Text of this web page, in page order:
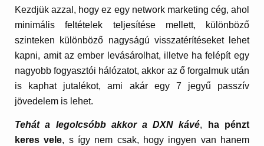
Kezdjük azzal, hogy ez egy network marketing cég, ahol
minimális feltételek teljesítése mellett, különböző
szinteken különböző nagyságú visszatérítéseket lehet
kapni, amit az ember levásárolhat, illetve ha felépít egy
nagyobb fogyasztói hálózatot, akkor az ő forgalmuk után
is kaphat jutalékot, ami akár egy 7 jegyű passzív
jövedelem is lehet.
Tehát a legolcsóbb akkor a DXN kávé,
ha pénzt
keres vele, s így nem csak, hogy ingyen van hanem